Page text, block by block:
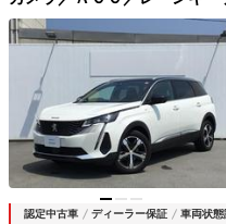
グアシスト／電動シート／電
レイ／アンドロイドオート／
認定中古車 ディーラー保証 車両状態